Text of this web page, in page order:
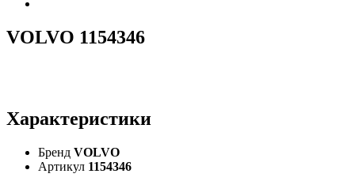
VOLVO 1154346
Характеристики
Бренд VOLVO
Артикул 1154346